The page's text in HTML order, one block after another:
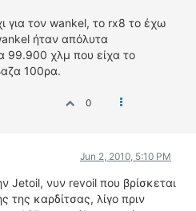
τον wankel, το rx8 το έχω
ήταν απόλυτα
99.900 χλμ που είχα το
100ρα.
0
Jun 2, 2010, 5:10 PM
Jetoil, νυν revoil που βρίσκεται
της καρδίτσας, λίγο πριν